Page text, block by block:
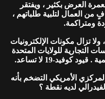
العرض بكثير ، ويفتقر
من العمال لتلبية طلباتهم ،
ومتراكمة.
تزال مكونات الإلكترونيات
التجارية للولايات المتحدة
كوفيد-19 لا تساعد.
الأمريكي التضخم بأنه
لديه نقطة ؟